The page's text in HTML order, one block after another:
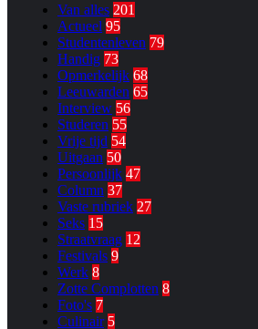
Van alles 201
Actueel 95
Studentenleven 79
Handig 73
Opmerkelijk 68
Leeuwarden 65
Interview 56
Studeren 55
Vrije tijd 54
Uitgaan 50
Persoonlijk 47
Column 37
Vaste rubriek 27
Seks 15
Straatvraag 12
Festivals 9
Werk 8
Zotte Complotten 8
Foto's 7
Culinair 5